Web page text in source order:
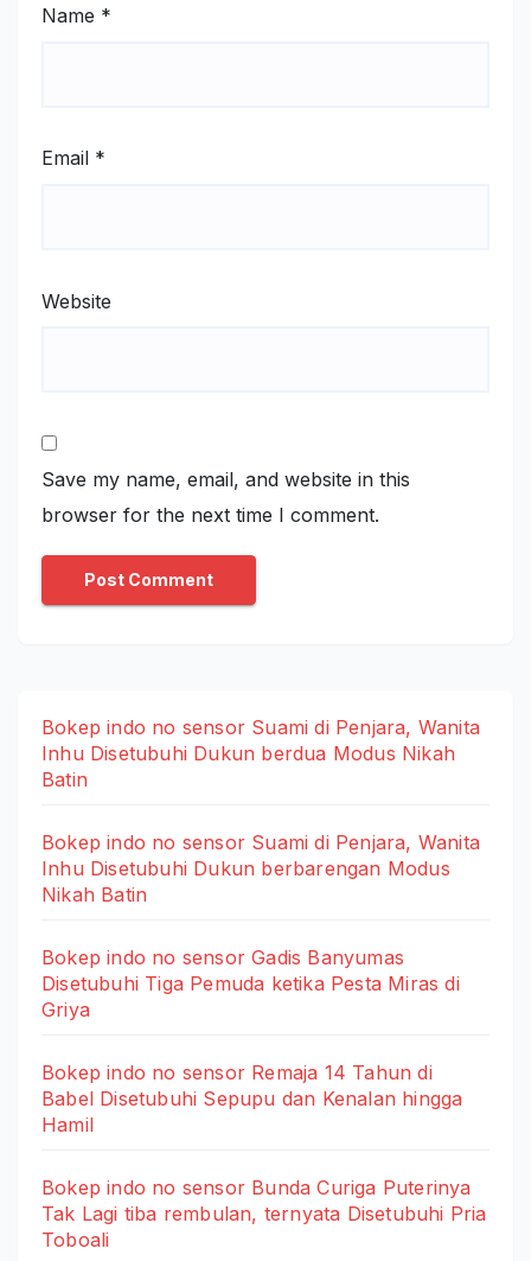
Name *
Email *
Website
Save my name, email, and website in this
browser for the next time I comment.
Bokep indo no sensor Suami di Penjara, Wanita
Inhu Disetubuhi Dukun berdua Modus Nikah
Batin
Bokep indo no sensor Suami di Penjara, Wanita
Inhu Disetubuhi Dukun berbarengan Modus
Nikah Batin
Bokep indo no sensor Gadis Banyumas
Disetubuhi Tiga Pemuda ketika Pesta Miras di
Griya
Bokep indo no sensor Remaja 14 Tahun di
Babel Disetubuhi Sepupu dan Kenalan hingga
Hamil
Bokep indo no sensor Bunda Curiga Puterinya
Tak Lagi tiba rembulan, ternyata Disetubuhi Pria
Toboali